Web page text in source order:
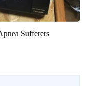
Sufferers